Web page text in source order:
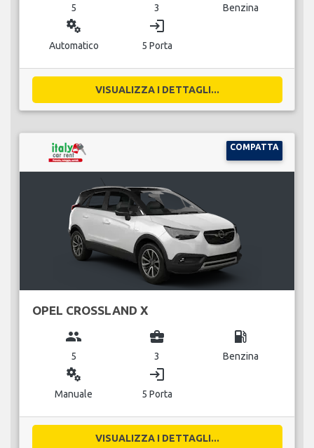
5 3 Benzina
miscellaneous_services
Automatico
login
5 Porta
VISUALIZZA I DETTAGLI...
COMPATTA
OPEL CROSSLAND X
group
5
business_center
3
local_gas_station
Benzina
miscellaneous_services
Manuale
login
5 Porta
VISUALIZZA I DETTAGLI...